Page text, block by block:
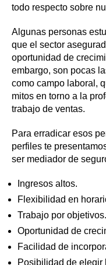
todo respecto sobre
Algunas personas
que el sector
oportunidad de
embargo, son pocas
como campo laboral,
mitos en torno a la
trabajo de ventas.
Para erradicar esos
perfiles te
ser mediador de
Ingresos altos.
Flexibilidad en
Trabajo por objetivos.
Oportunidad de
Facilidad de
Posibilidad de elegir